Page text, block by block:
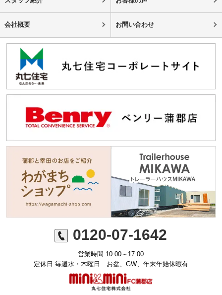
会社概要 お問い合わせ
0120-07-1642
営業時間 10:00～17:00
定休日 毎週水・木曜日 お盆、GW、年末年始休暇有